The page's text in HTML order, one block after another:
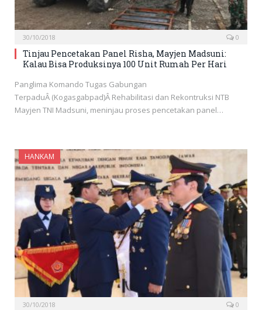
30/10/2018 0
Tinjau Pencetakan Panel Risha, Mayjen Madsuni:
Kalau Bisa Produksinya 100 Unit Rumah Per Hari
Panglima Komando Tugas Gabungan
TerpaduÂ (Kogasgabpad)Â Rehabilitasi dan Rekontruksi NTB
Mayjen TNI Madsuni, meninjau proses pencetakan panel…
HANKAM
30/10/2018 0